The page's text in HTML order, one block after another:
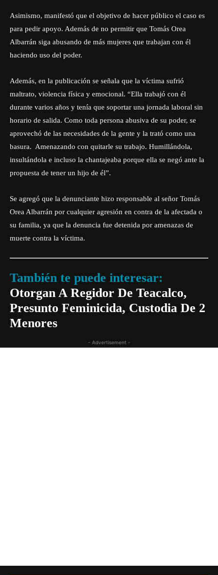
Asimismo, manifestó que el objetivo de hacer público el caso es
para pedir apoyo. Además de no permitir que Tomás Orea
Albarrán siga abusando de más mujeres que trabajan con él
haciendo uso del poder.
Además, en la publicación se señala que la víctima sufrió
maltrato, violencia física y emocional. “Ella trabajó con él
durante varios años y tenía que soportar una jornada laboral sin
horario de salida. Como toda persona abusiva de su poder, se
aprovechó de las necesidades de la gente y la trató como una
basura. Amenazando con quitarle su trabajo. Humillándola,
insultándola e incluso la chantajeaba porque ella se negó ante la
propuesta de tener un hijo de él”.
Se agregó que la denunciante hizo responsable al señor Tomás
Orea Albarrán por cualquier agresión en contra de la afectada o
su familia, ya que la denuncia fue detenida por amenazas de
muerte contra la víctima.
También te puede interesar:
Otorgan A Regidor De Teacalco,
Presunto Feminicida, Custodia De 2
Menores
- Advertisement -